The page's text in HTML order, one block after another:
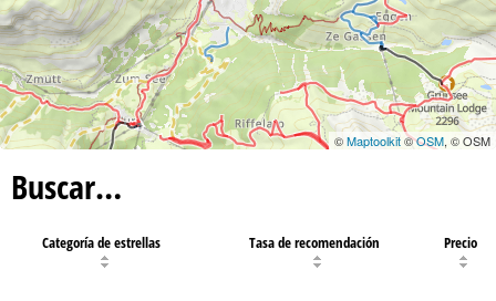
©Maptoolkit©OSM, © OSM
Buscar…
Categoría de estrellas Tasa de recomendación Precio